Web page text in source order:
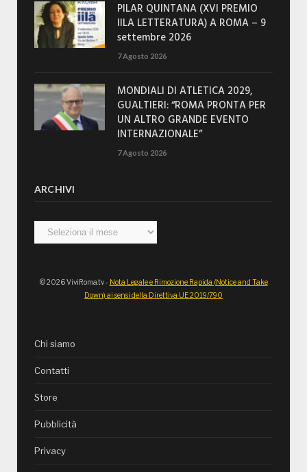
PILAR QUINTANA (XVI PREMIO
IILA LETTERATURA) A ROMA – 9
settembre 2026
7 Agosto 2026
MONDIALI DI ATLETICA 2029,
GUALTIERI: “ROMA PRONTA PER
UN ALTRO GRANDE EVENTO
INTERNAZIONALE”
7 Agosto 2026
ARCHIVI
Archivi
© 2026 ViviRoma.tv - Nota Legale e Rimozione Rapida (Notice and Take
Down) ai sensi della Direttiva UE 2019/790
Chi siamo
Contatti
Store
Pubblicità
Privacy